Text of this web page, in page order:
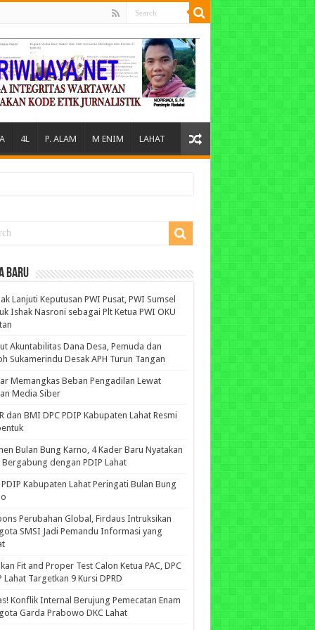
4L P. ALAM M ENIM LAHAT
BARU
Lanjuti Keputusan PWI Pusat, PWI Sumsel
Ishak Nasroni sebagai Plt Ketua PWI OKU
Akuntabilitas Dana Desa, Pemuda dan
Sukamerindu Desak APH Turun Tangan
Memangkas Beban Pengadilan Lewat
Media Siber
dan BMI DPC PDIP Kabupaten Lahat Resmi
Bulan Bung Karno, 4 Kader Baru Nyatakan
Bergabung dengan PDIP Lahat
PDIP Kabupaten Lahat Peringati Bulan Bung
Perubahan Global, Firdaus Intruksikan
SMSI Jadi Pemandu Informasi yang
Fit and Proper Test Calon Ketua PAC, DPC
Lahat Targetkan 9 Kursi DPRD
Konflik Internal Berujung Pemecatan Enam
Garda Prabowo DKC Lahat